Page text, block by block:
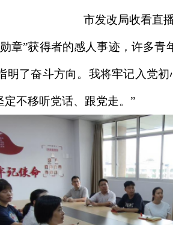
市发改局收看直
章”获得者的感人事迹，许多
明了奋斗方向。我将牢记入党
不移听党话、跟党走。”